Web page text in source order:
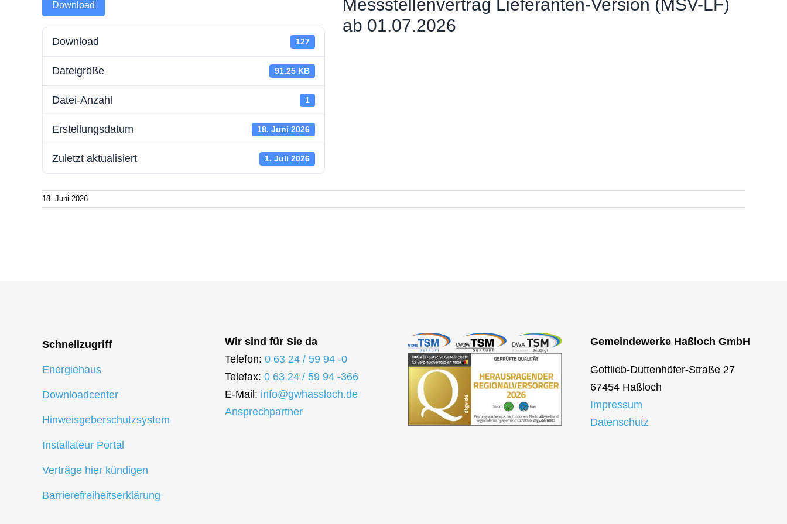
Batteriespeicherstrom
Wallboxstrom
Strom sparen
Zählerwechsel-Service
Standrohr mieten
Aktuelle News
Download
Download 127
Dateigröße 91.25 KB
Datei-Anzahl 1
Erstellungsdatum 18. Juni 2026
Zuletzt aktualisiert 1. Juli 2026
Messstellenvertrag Lieferanten-Version (MSV-LF)
ab 01.07.2026
18. Juni 2026
Schnellzugriff
Energiehaus
Downloadcenter
Hinweisgeberschutzsystem
Installateur Portal
Verträge hier kündigen
Barrierefreiheitserklärung
Wir sind für Sie da
Telefon: 0 63 24 / 59 94 -0
Telefax: 0 63 24 / 59 94 -366
E-Mail: info@gwhassloch.de
Ansprechpartner
Gemeindewerke Haßloch GmbH
Gottlieb-Duttenhöfer-Straße 27
67454 Haßloch
Impressum
Datenschutz